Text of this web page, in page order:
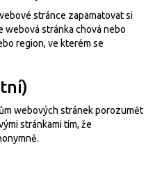
stránce zapamatovat si
webová stránka chová nebo
region, ve kterém se
webových stránek porozumět
stránkami tím, že